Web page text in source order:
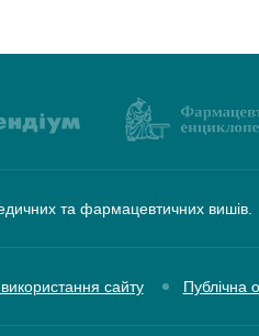
та фармацевтичних вишів.
сайту Публічна